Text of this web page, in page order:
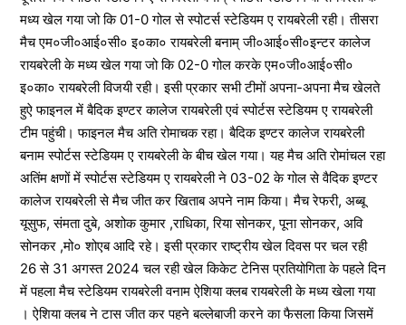
मध्य खेल गया जो कि 01-0 गोल से स्पोटर्स स्टेडियम ए रायबरेली रही। तीसरा
मैच एम०जी०आई०सी० इ०का० रायबरेली बनाम् जी०आई०सी०इन्टर कालेज
रायबरेली के मध्य खेल गया जो कि 02-0 गोल करके एम०जी०आई०सी०
इ०का० रायबरेली विजयी रही। इसी प्रकार सभी टीमों अपना-अपना मैच खेलते
हुऐ फाइनल में बैदिक इण्टर कालेज रायबरेली एवं स्पोर्टस स्टेडियम ए रायबरेली
टीम पहुंची। फाइनल मैच अति रोमाचक रहा। बैदिक इण्टर कालेज रायबरेली
बनाम स्पोर्टस स्टेडियम ए रायबरेली के बीच खेल गया। यह मैच अति रोमांचल रहा
अतिंम क्षणों में स्पोर्टस स्टेडियम ए रायबरेली ने 03-02 के गोल से वैदिक इण्टर
कालेज रायबरेली से मैच जीत कर खिताब अपने नाम किया। मैच रेफरी, अब्बू
यूसुफ, संमता दुबे, अशोक कुमार ,राधिका, रिया सोनकर, पूना सोनकर, अवि
सोनकर ,मो० शोएब आदि रहे। इसी प्रकार राष्ट्रीय खेल दिवस पर चल रही
26 से 31 अगस्त 2024 चल रही खेल किकेट टेनिस प्रतियोगिता के पहले दिन
में पहला मैच स्टेडियम रायबरेली वनाम ऐशिया क्लब रायबरेली के मध्य खेला गया
। ऐशिया क्लब ने टास जीत कर पहने बल्लेबाजी करने का फैसला किया जिसमें